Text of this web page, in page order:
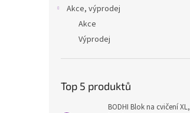
Akce, výprodej
Akce
Výprodej
Top 5 produktů
BODHI Blok na cvičení XL,